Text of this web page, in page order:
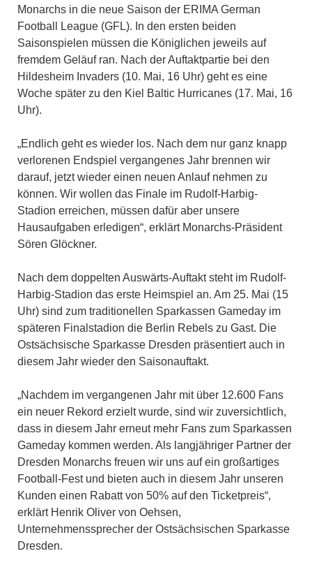
Monarchs in die neue Saison der ERIMA German
Football League (GFL). In den ersten beiden
Saisonspielen müssen die Königlichen jeweils auf
fremdem Geläuf ran. Nach der Auftaktpartie bei den
Hildesheim Invaders (10. Mai, 16 Uhr) geht es eine
Woche später zu den Kiel Baltic Hurricanes (17. Mai, 16
Uhr).
„Endlich geht es wieder los. Nach dem nur ganz knapp
verlorenen Endspiel vergangenes Jahr brennen wir
darauf, jetzt wieder einen neuen Anlauf nehmen zu
können. Wir wollen das Finale im Rudolf-Harbig-
Stadion erreichen, müssen dafür aber unsere
Hausaufgaben erledigen“, erklärt Monarchs-Präsident
Sören Glöckner.
Nach dem doppelten Auswärts-Auftakt steht im Rudolf-
Harbig-Stadion das erste Heimspiel an. Am 25. Mai (15
Uhr) sind zum traditionellen Sparkassen Gameday im
späteren Finalstadion die Berlin Rebels zu Gast. Die
Ostsächsische Sparkasse Dresden präsentiert auch in
diesem Jahr wieder den Saisonauftakt.
„Nachdem im vergangenen Jahr mit über 12.600 Fans
ein neuer Rekord erzielt wurde, sind wir zuversichtlich,
dass in diesem Jahr erneut mehr Fans zum Sparkassen
Gameday kommen werden. Als langjähriger Partner der
Dresden Monarchs freuen wir uns auf ein großartiges
Football-Fest und bieten auch in diesem Jahr unseren
Kunden einen Rabatt von 50% auf den Ticketpreis“,
erklärt Henrik Oliver von Oehsen,
Unternehmenssprecher der Ostsächsischen Sparkasse
Dresden.